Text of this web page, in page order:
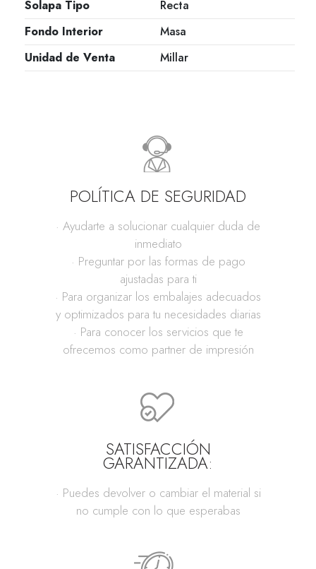
Solapa Tipo
Recta
Fondo Interior
Masa
Unidad de Venta
Millar
POLÍTICA DE SEGURIDAD
· Ayudarte a solucionar cualquier duda de
inmediato
· Preguntar por las formas de pago
ajustadas para ti
· Para organizar los embalajes adecuados
y optimizados para tu necesidades diarias
· Para conocer los servicios que te
ofrecemos como partner de impresión
SATISFACCIÓN
GARANTIZADA:
· Puedes devolver o cambiar el material si
no cumple con lo que esperabas